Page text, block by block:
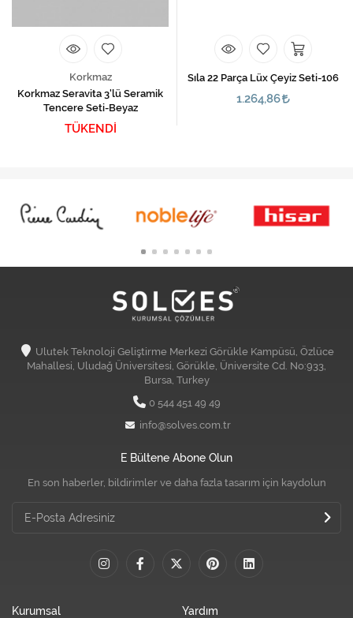
Korkmaz
Korkmaz Seravita 3'lü Seramik
Tencere Seti-Beyaz
TÜKENDİ
Sıla 22 Parça Lüx Çeyiz Seti-106
1.264,86
Ulutek Teknoloji Geliştirme Merkezi Görükle Kampüsü, Özlüce
Mahallesi, Uludağ Üniversitesi, Görükle, Üniversite Cd. No:933,
Bursa, Turkey
0 544 451 49 49
info@solves.com.tr
E Bültene Abone Olun
En son haberler, bildirimler ve daha fazla tasarım için kaydolun
Kurumsal Yardım